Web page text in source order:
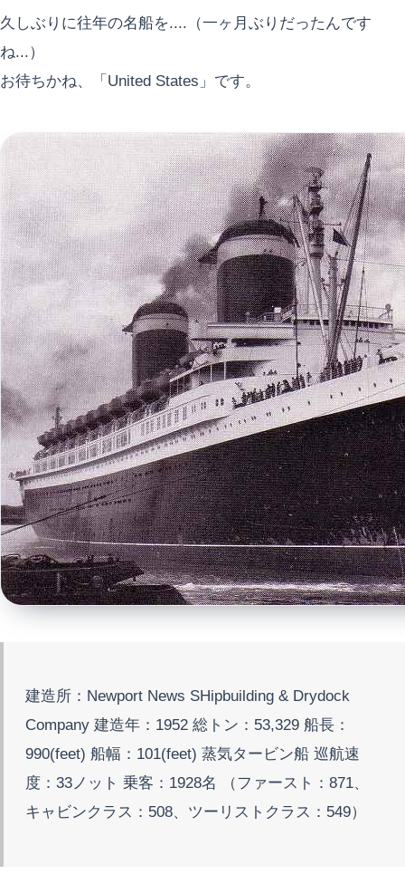
久しぶりに往年の名船を....（一ヶ月ぶりだったんです
ね...）
お待ちかね、「United States」です。
建造所：Newport News SHipbuilding & Drydock
Company 建造年：1952 総トン：53,329 船長：
990(feet) 船幅：101(feet) 蒸気タービン船 巡航速
度：33ノット 乗客：1928名 （ファースト：871、
キャビンクラス：508、ツーリストクラス：549）